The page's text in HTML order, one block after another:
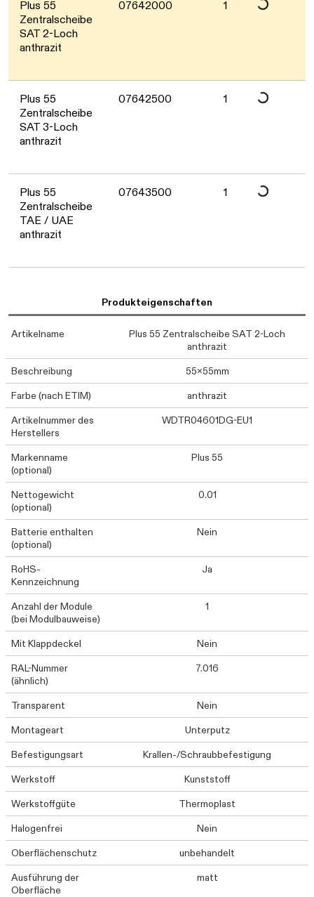
Plus 55
Zentralscheibe
SAT 2-Loch
anthrazit
07642000 1
Plus 55
Zentralscheibe
SAT 3-Loch
anthrazit
07642500 1 Daten
Plus 55
Zentralscheibe
TAE / UAE
anthrazit
07643500 1 Daten
Produkteigenschaften
Artikelname
Plus 55 Zentralscheibe SAT 2-Loch
anthrazit
Beschreibung
55x55mm
Farbe (nach ETIM)
anthrazit
Artikelnummer des
Herstellers
WDTR04601DG-EU1
Markenname
(optional)
Plus 55
Nettogewicht
(optional)
0.01
Batterie enthalten
(optional)
Nein
RoHS-
Kennzeichnung
Ja
Anzahl der Module
(bei Modulbauweise)
1
Mit Klappdeckel
Nein
RAL-Nummer
(ähnlich)
7.016
Transparent
Nein
Montageart
Unterputz
Befestigungsart
Krallen-/Schraubbefestigung
Werkstoff
Kunststoff
Werkstoffgüte
Thermoplast
Halogenfrei
Nein
Oberflächenschutz
unbehandelt
Ausführung der
Oberfläche
matt